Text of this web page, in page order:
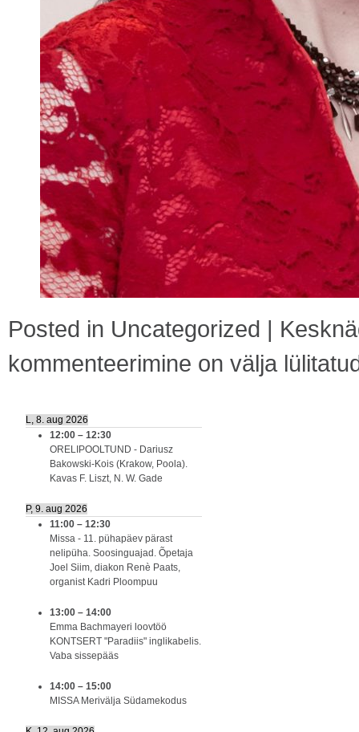
Posted in Uncategorized |
kommenteerimine on välja
L, 8. aug 2026
12:00 – 12:30
ORELIPOOLTUND - Dariusz
Bakowski-Kois (Krakow, Poola).
Kavas F. Liszt, N. W. Gade
P, 9. aug 2026
11:00 – 12:30
Missa - 11. pühapäev pärast
nelipüha. Soosinguajad. Õpetaja
Joel Siim, diakon Renè Paats,
organist Kadri Ploompuu
13:00 – 14:00
Emma Bachmayeri loovtöö
KONTSERT "Paradiis" inglikabelis.
Vaba sissepääs
14:00 – 15:00
MISSA Merivälja Südamekodus